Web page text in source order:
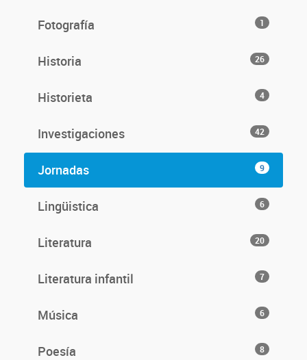
Fotografía 1
Historia 26
Historieta 4
Investigaciones 42
Jornadas 9
Lingüistica 6
Literatura 20
Literatura infantil 7
Música 6
Poesía 8